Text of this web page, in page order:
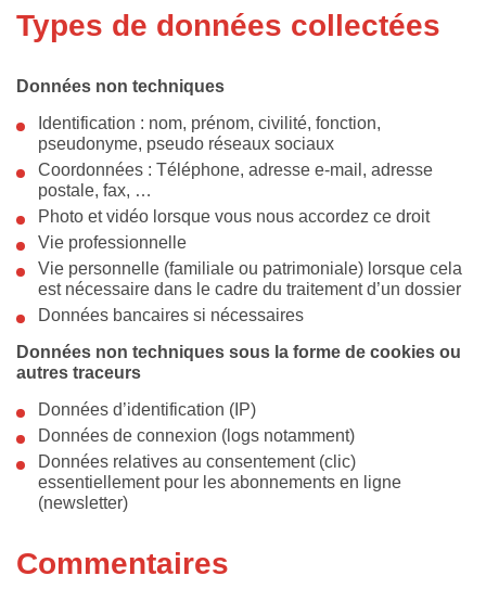
Types de données collectées
Données non techniques
Identification : nom, prénom, civilité, fonction,
pseudonyme, pseudo réseaux sociaux
Coordonnées : Téléphone, adresse e-mail, adresse
postale, fax, …
Photo et vidéo lorsque vous nous accordez ce droit
Vie professionnelle
Vie personnelle (familiale ou patrimoniale) lorsque cela
est nécessaire dans le cadre du traitement d’un dossier
Données bancaires si nécessaires
Données non techniques sous la forme de cookies ou
autres traceurs
Données d’identification (IP)
Données de connexion (logs notamment)
Données relatives au consentement (clic)
essentiellement pour les abonnements en ligne
(newsletter)
Commentaires